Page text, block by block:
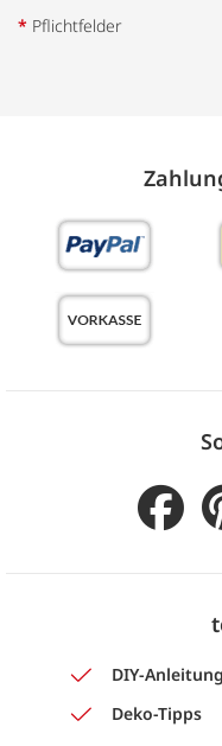
* Pflichtfelder
DIY-
Deko-Tipps